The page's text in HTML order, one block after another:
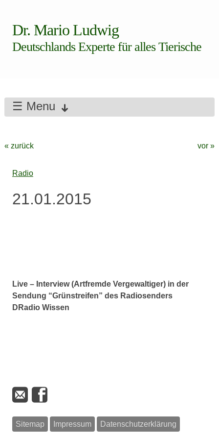
Dr. Mario Ludwig
Deutschlands Experte für alles Tierische
☰ Menu
« zurück vor »
Radio
21.01.2015
Live – Interview (Artfremde Vergewaltiger) in der
Sendung “Grünstreifen” des Radiosenders
DRadio Wissen
Sitemap Impressum Datenschutzerklärung